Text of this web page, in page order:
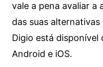
vale a pena avaliar a
das suas
Digio está
Android e iOS.